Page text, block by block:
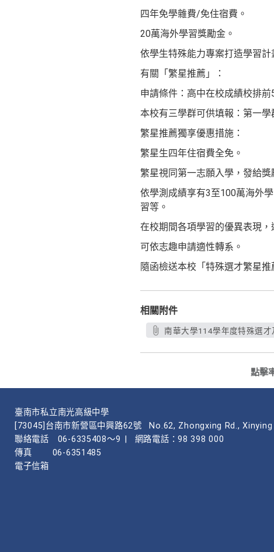
四年免學雜費/免住宿費。
20萬海外學習獎勵金。
依學生特殊能力專案打造學習
有關「繁星推薦」：
申請條件：高中在校成績校排
本校有三學群可供填報：第一
繁星推薦獨享優惠措施：
繁星生四年住宿費全免。
繁星視同第一志願入學，發給獎
依學測成績享有3至100萬海外
習等。
在校期間各項學習的優異表現
可依志趣申請適性轉系。
隨函檢送本校「特殊選才繁星
相關附件
南華大學114學年度特殊選
點擊
臺南市私立南光高級中學
[73045]台南市新營區中興路62號
No.62, Zhongxing Rd.,
聯絡電話
06-6335408～9
網路電話：98 398 000
傳真
06-6351485
電子信箱